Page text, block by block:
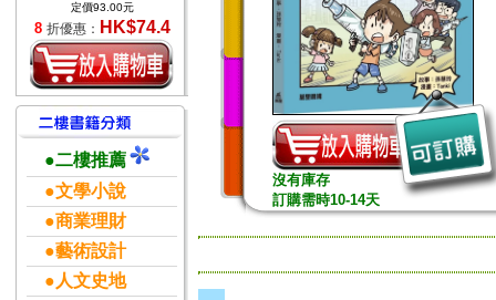
定價93.00元
8 折優惠： HK$74.4
●二樓推薦
●文學小說
●商業理財
●藝術設計
●人文史地
沒有庫存
訂購需時10-14天